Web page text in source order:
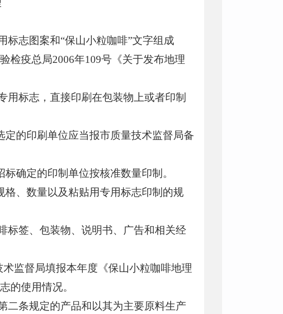
标志图案和“保山小粒咖啡”文字组成
检疫总局2006年109号《关于发布地理
用标志，直接印刷在包装物上或者印制
的印刷单位应当报市质量技术监督局备
确定的印制单位按核准数量印制。
、数量以及粘贴用专用标志印制的规
标签、包装物、说明书、广告和相关经
监督局填报本年度《保山小粒咖啡地理
的使用情况。
二条规定的产品和以其为主要原料生产